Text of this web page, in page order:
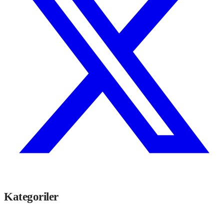
Kategoriler